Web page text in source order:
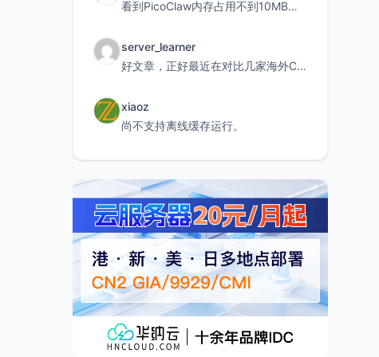
看到PicoClaw内存占用不到10MB这个数据真的很惊喜，确实很适合我这种想用旧设备折腾AI的小白
server_learner
好文章，正好最近在对比几家海外CDN。文中提到CF免费版不支持自定义回源端口和HOST这个痛点太真实
xiaoz
尚不支持离线缓存运行。